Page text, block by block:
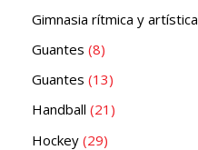
Gimnasia rítmica y artística
Guantes 8
Guantes 13
Handball 21
Hockey 29